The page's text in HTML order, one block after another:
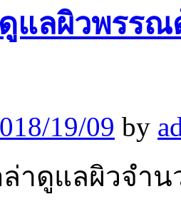
ลผิวพรรณ
19/09 by
าดูแลผิวจำ